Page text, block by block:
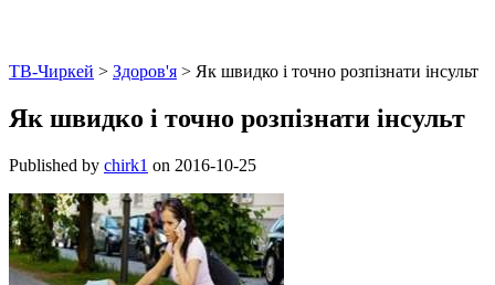
ТВ-Чиркей > Здоров'я > Як швидко і точно розпізнати інсульт
Як швидко і точно розпізнати інсульт
Published by chirk1 on 2016-10-25